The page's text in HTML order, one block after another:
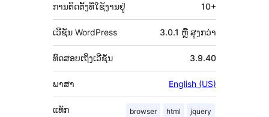
ການຕິດຕັ້ງທີ່ໃຊ້ງານຢູ່ 10+
ເວີຊັນ WordPress 3.0.1 ຫຼື ສູງກວ່າ
ທົດສອບເຖິງເວີຊັນ 3.9.40
ພາສາ English (US)
ແທັກ browser html jquery